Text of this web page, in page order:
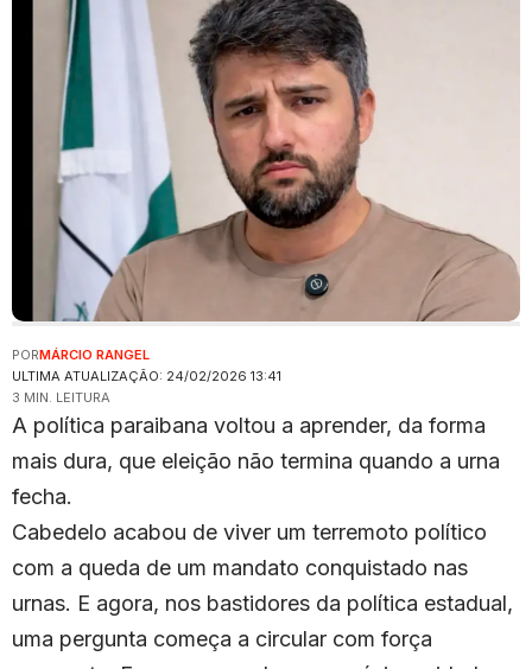
ULTIMA ATUALIZAÇÃO: 24/02/2026 13:41
PORMÁRCIO RANGEL
3 MIN. LEITURA
A política paraibana voltou a aprender, da forma
mais dura, que eleição não termina quando a urna
fecha.
Cabedelo acabou de viver um terremoto político
com a queda de um mandato conquistado nas
urnas. E agora, nos bastidores da política estadual,
uma pergunta começa a circular com força